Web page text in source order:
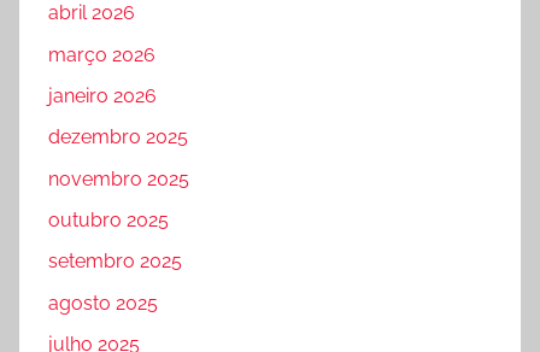
abril 2026
março 2026
janeiro 2026
dezembro 2025
novembro 2025
outubro 2025
setembro 2025
agosto 2025
julho 2025